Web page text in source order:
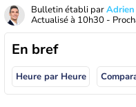
Bulletin établi par
Actualisé à 10h30 -
En bref
Heure par Heure